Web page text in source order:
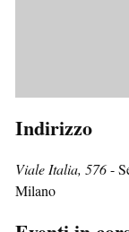
Indirizzo
Viale Italia, 576-
Milano